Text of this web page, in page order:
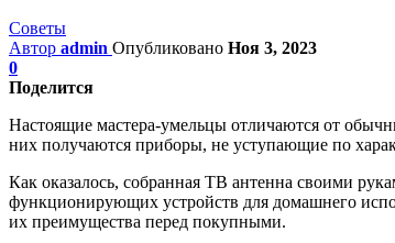
Советы
Автор admin Опубликовано Ноя 3, 2023
0
Поделится
Настоящие мастера-умельцы отличаются от
них получаются приборы, не уступающие по
Как оказалось, собранная ТВ антенна своими
функционирующих устройств для домашнего
их преимущества перед покупными.